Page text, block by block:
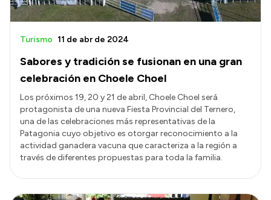
Sabores y tradición se fusionan en una gran
celebración en Choele Choel
Turismo 11 de abr de 2024
Los próximos 19, 20 y 21 de abril, Choele Choel será
protagonista de una nueva Fiesta Provincial del Ternero,
una de las celebraciones más representativas de la
Patagonia cuyo objetivo es otorgar reconocimiento a la
actividad ganadera vacuna que caracteriza a la región a
través de diferentes propuestas para toda la familia.